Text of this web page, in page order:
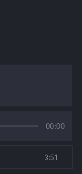
00:00
3:51